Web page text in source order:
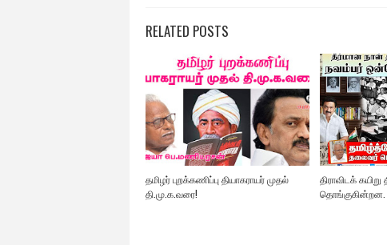
RELATED POSTS
தமிழர் புறக்கணிப்பு தியாகராயர் முதல்
தி.மு.க.வரை!
திராவிடக் கயிறு
தொங்குகின்றன.